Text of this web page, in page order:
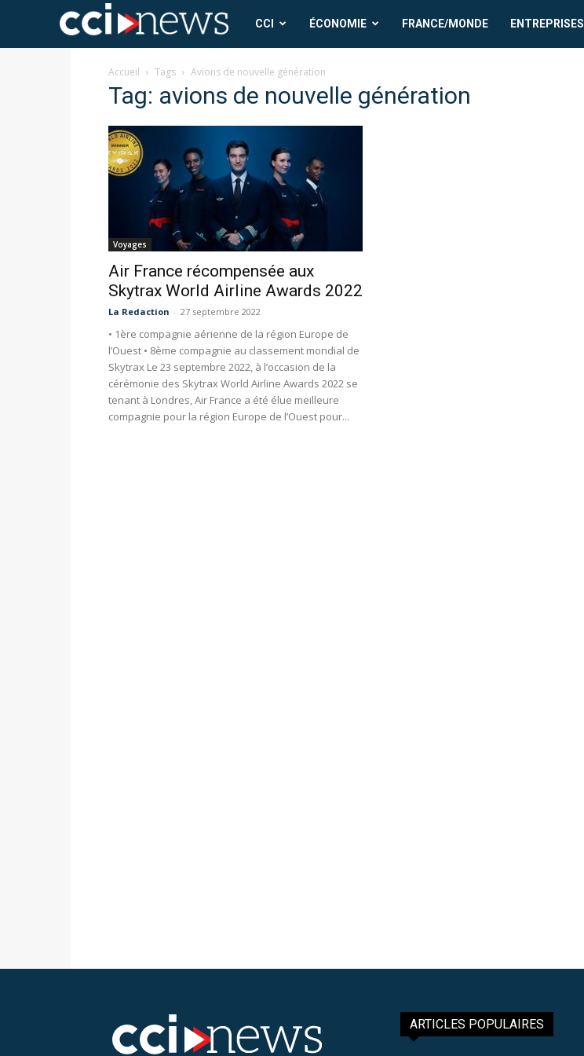
CCI
News
CCI ÉCONOMIE FRANCE/MONDE ENTREPRISES
Accueil Tags Avions de nouvelle génération
Tag: avions de nouvelle génération
Voyages
Air France récompensée aux
Skytrax World Airline Awards 2022
La Redaction - 27 septembre 2022
• 1ère compagnie aérienne de la région Europe de
l’Ouest • 8ème compagnie au classement mondial de
Skytrax Le 23 septembre 2022, à l’occasion de la
cérémonie des Skytrax World Airline Awards 2022 se
tenant à Londres, Air France a été élue meilleure
compagnie pour la région Europe de l’Ouest pour...
ARTICLES POPULAIRES